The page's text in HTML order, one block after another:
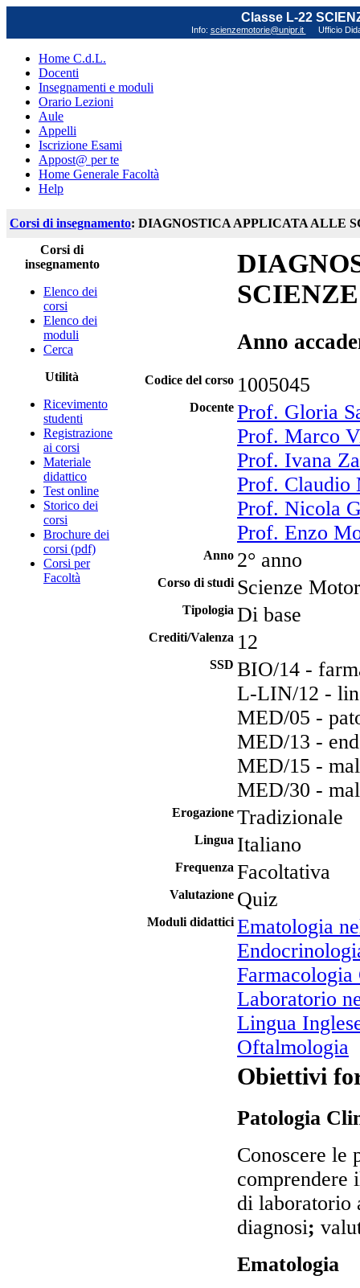
Classe L-22
Info: scienzemotorie@unipr.it Ufficio
Home C.d.L.
Docenti
Insegnamenti e moduli
Orario Lezioni
Aule
Appelli
Iscrizione Esami
Appost@ per te
Home Generale Facoltà
Help
Corsi di insegnamento: DIAGNOSTICA APPLICATA ALLE
Corsi di
insegnamento
Elenco dei
corsi
Elenco dei
moduli
Cerca
Utilità
Ricevimento
studenti
Registrazione
ai corsi
Materiale
didattico
Test online
Storico dei
corsi
Brochure dei
corsi (pdf)
Corsi per
Facoltà
Anno
Codice del corso 1005045
Docente Prof. Gloria
Prof. Marco
Prof. Ivana
Prof. Claudio
Prof. Nicola
Prof. Enzo
Anno 2° anno
Corso di studi Scienze
Tipologia Di base
Crediti/Valenza 12
SSD BIO/14 -
L-LIN/12 -
MED/05 -
MED/13 -
MED/15 -
MED/30 -
Erogazione Tradizionale
Lingua Italiano
Frequenza Facoltativa
Valutazione Quiz
Moduli didattici Ematologia
Farmacologia
Laboratorio
Lingua
Oftalmologia
Obiettivi
Patologia
Conoscere le
comprendere
di laboratorio
diagnosi;
Ematologia